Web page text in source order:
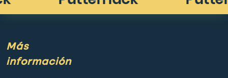
Más
información